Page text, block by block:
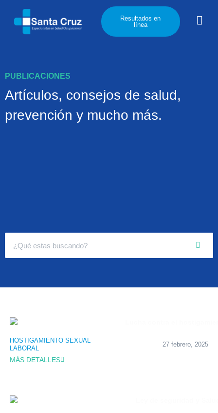
Resultados en
línea
PUBLICACIONES
Artículos, consejos de salud,
prevención y mucho más.
HOSTIGAMIENTO SEXUAL
LABORAL
27 febrero, 2025
MÁS DETALLES